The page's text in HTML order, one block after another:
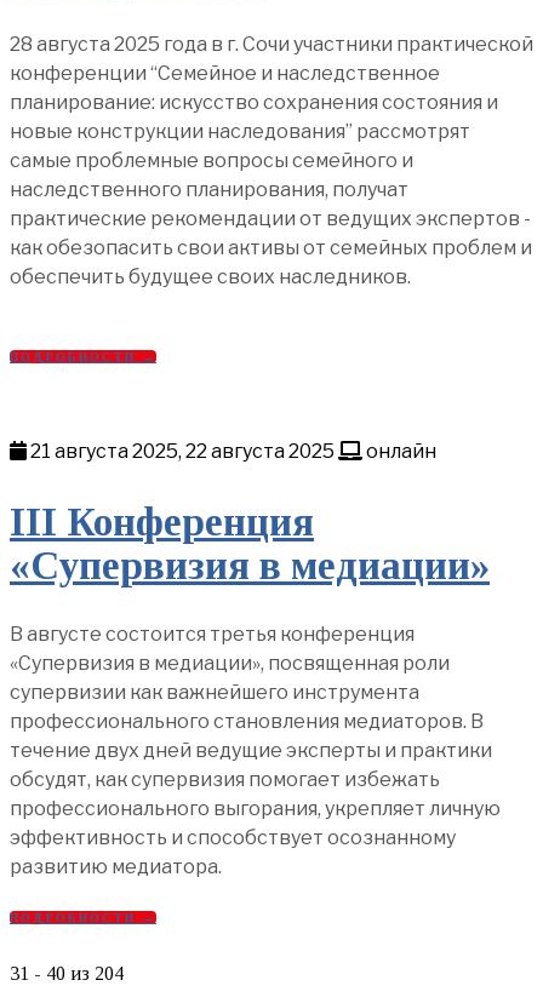
28 августа 2025 года в г. Сочи участники практической
конференции “Семейное и наследственное
планирование: искусство сохранения состояния и
новые конструкции наследования” рассмотрят
самые проблемные вопросы семейного и
наследственного планирования, получат
практические рекомендации от ведущих экспертов -
как обезопасить свои активы от семейных проблем и
обеспечить будущее своих наследников.
ПОДРОБНОСТИ →
21 августа 2025, 22 августа 2025 онлайн
III Конференция
«Супервизия в медиации»
В августе состоится третья конференция
«Супервизия в медиации», посвященная роли
супервизии как важнейшего инструмента
профессионального становления медиаторов. В
течение двух дней ведущие эксперты и практики
обсудят, как супервизия помогает избежать
профессионального выгорания, укрепляет личную
эффективность и способствует осознанному
развитию медиатора.
ПОДРОБНОСТИ →
31 - 40 из 204